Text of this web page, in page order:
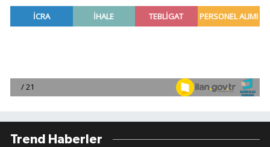
Trend Haberler